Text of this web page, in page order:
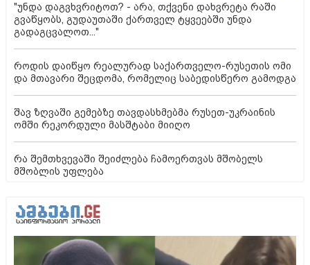
"უნდა დაგვხვრიტოთ? - არა, თქვენი დახვრეტა რაში
გვაწყობს, გუდაუთაში ქართველ ტყვეებში უნდა
გადაგცვალოთ..."
როდის დაიწყო რეალურად საქართველო-რუსეთის ომი
და მთავარი შეცდომა, რომელიც საბედისწერო გამოდგა
შავ ზღვაში გემებზე თავდასხმებმა რუსეთ-უკრაინის
ომში რეკორდული მასშტაბი მიიღო
რა შემთხვევაში შეიძლება ჩამოერთვას მშობელს
მშობლის უფლება